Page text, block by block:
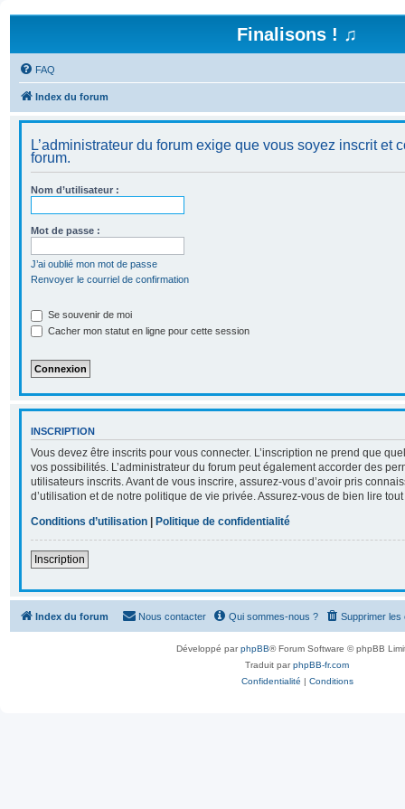
Finalisons ! ♫
FAQ
Index du forum
L’administrateur du forum exige que vous soyez inscrit et
forum.
Nom d’utilisateur :
Mot de passe :
J’ai oublié mon mot de passe
Renvoyer le courriel de confirmation
Se souvenir de moi
Cacher mon statut en ligne pour cette session
INSCRIPTION
Vous devez être inscrits pour vous connecter. L’inscription ne prend que
vos possibilités. L’administrateur du forum peut également accorder des
utilisateurs inscrits. Avant de vous inscrire, assurez-vous d’avoir pris
d’utilisation et de notre politique de vie privée. Assurez-vous de bien lire
Conditions d’utilisation | Politique de confidentialité
Inscription
Index du forum Supprimer les
Qui sommes-nous ?
Nous contacter
Développé parphpBB® Forum Software © phpBB
Traduit parphpBB-fr.com
Confidentialité | Conditions